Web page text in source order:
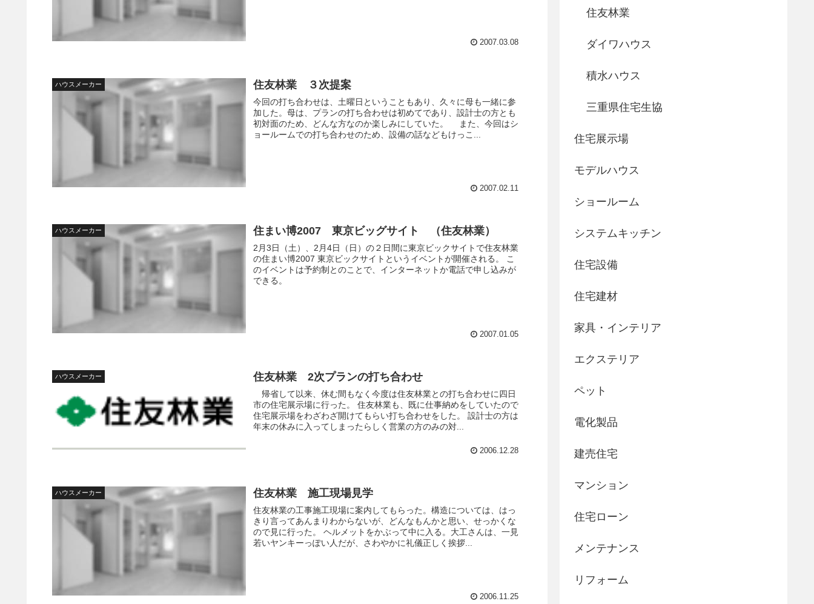
2007.03.08
ハウスメーカー 住友林業 ３次提案
今回の打ち合わせは、土曜日ということもあり、久々に母も一緒に参
加した。母は、プランの打ち合わせは初めてであり、設計士の方とも
初対面のため、どんな方なのか楽しみにしていた。 また、今回はシ
ョールームでの打ち合わせのため、設備の話などもけっこ...
2007.02.11
ハウスメーカー 住まい博2007 東京ビッグサイト （住友林業）
2月3日（土）、2月4日（日）の２日間に東京ビックサイトで住友林業
の住まい博2007 東京ビックサイトというイベントが開催される。 こ
のイベントは予約制とのことで、インターネットか電話で申し込みが
できる。
2007.01.05
ハウスメーカー 住友林業 2次プランの打ち合わせ
帰省して以来、休む間もなく今度は住友林業との打ち合わせに四日
市の住宅展示場に行った。 住友林業も、既に仕事納めをしていたので
住宅展示場をわざわざ開けてもらい打ち合わせをした。 設計士の方は
年末の休みに入ってしまったらしく営業の方のみの対...
2006.12.28
ハウスメーカー 住友林業 施工現場見学
住友林業の工事施工現場に案内してもらった。構造については、はっ
きり言ってあんまりわからないが、どんなもんかと思い、せっかくな
ので見に行った。 ヘルメットをかぶって中に入る。大工さんは、一見
若いヤンキーっぽい人だが、さわやかに礼儀正しく挨拶...
2006.11.25
住友林業
ダイワハウス
積水ハウス
三重県住宅生協
住宅展示場
モデルハウス
ショールーム
システムキッチン
住宅設備
住宅建材
家具・インテリア
エクステリア
ペット
電化製品
建売住宅
マンション
住宅ローン
メンテナンス
リフォーム